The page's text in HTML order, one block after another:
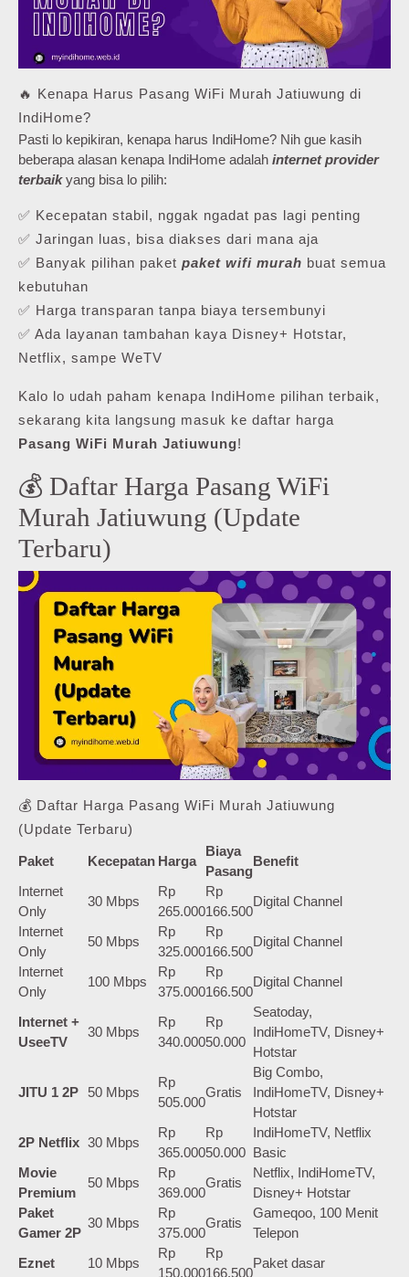
🔥 Kenapa Harus Pasang WiFi Murah Jatiuwung di
IndiHome?
Pasti lo kepikiran, kenapa harus IndiHome? Nih gue kasih
beberapa alasan kenapa IndiHome adalah internet provider
terbaikyang bisa lo pilih:
✅ Kecepatan stabil, nggak ngadat pas lagi penting
✅ Jaringan luas, bisa diakses dari mana aja
✅ Banyak pilihan paket paket wifi murah buat semua
kebutuhan
✅ Harga transparan tanpa biaya tersembunyi
✅ Ada layanan tambahan kaya Disney+ Hotstar,
Netflix, sampe WeTV
Kalo lo udah paham kenapa IndiHome pilihan terbaik,
sekarang kita langsung masuk ke daftar harga
Pasang WiFi Murah Jatiuwung!
💰 Daftar Harga Pasang WiFi
Murah Jatiuwung (Update
Terbaru)
💰 Daftar Harga Pasang WiFi Murah Jatiuwung
(Update Terbaru)
Paket Kecepatan Harga
Biaya
Pasang
Benefit
Internet
Only
30 Mbps
Rp
265.000
Rp
166.500
Digital Channel
Internet
Only
50 Mbps
Rp
325.000
Rp
166.500
Digital Channel
Internet
Only
100 Mbps
Rp
375.000
Rp
166.500
Digital Channel
Internet +
UseeTV
30 Mbps
Rp
340.000
Rp
50.000
Seatoday,
IndiHomeTV, Disney+
Hotstar
JITU 1 2P 50 Mbps
Rp
505.000
Gratis
Big Combo,
IndiHomeTV, Disney+
Hotstar
2P Netflix 30 Mbps
Rp
365.000
Rp
50.000
IndiHomeTV, Netflix
Basic
Movie
Premium
50 Mbps
Rp
369.000
Gratis
Netflix, IndiHomeTV,
Disney+ Hotstar
Paket
Gamer 2P
30 Mbps
Rp
375.000
Gratis
Gameqoo, 100 Menit
Telepon
Eznet
10 Mbps
Rp
150.000
Rp
166.500
Paket dasar